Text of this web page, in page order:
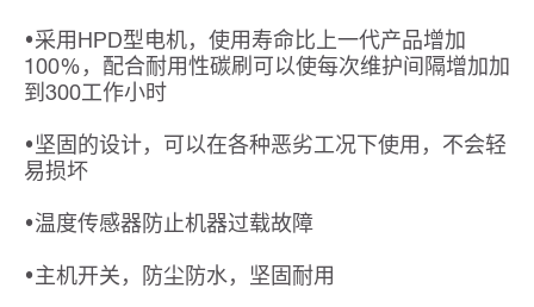
•采用HPD型电机，使用寿命比上一代产品增加
100%，配合耐用性碳刷可以使每次维护间隔增加加
到300工作小时
•坚固的设计，可以在各种恶劣工况下使用，不会轻
易损坏
•温度传感器防止机器过载故障
•主机开关，防尘防水，坚固耐用